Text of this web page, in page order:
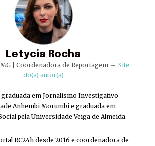
Letycia Rocha
| Coordenadora de Reportagem – Site
do(a) autor(a)
em Jornalismo Investigativo
Anhembi Morumbi e graduada em
pela Universidade Veiga de Almeida.
RC24h desde 2016 e coordenadora de